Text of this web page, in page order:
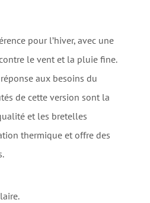
était :
149,00 €.
pour l’hiver, avec une
le vent et la pluie fine.
aux besoins du
de cette version sont la
et les bretelles
thermique et offre des